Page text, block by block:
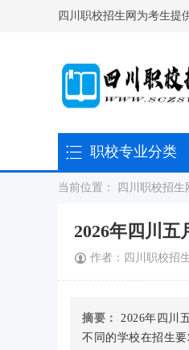
四川职校招生网为考生提
职校专业分类
当前位置： 四川职校招生
2026年四川五
作者：四川职校招
摘要： 2026年四川
不同的学校在招生